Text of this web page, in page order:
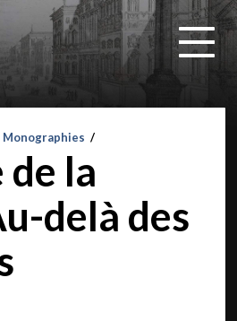
Monographies /
la
delà des